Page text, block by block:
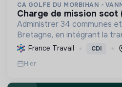
CA GOLFE DU MORBIHAN -
charge de mission
Administrer 34 communes
Bretagne, en intégrant la
sociale par une planification
durables et le soutien à
France Travail CDI
Hier